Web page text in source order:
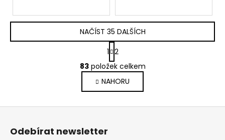
O
v
l
á
d
NAČÍST 35 DALŠÍCH
S
t
r
á
n
k
1 2
83položek celkem
NAHORU
Z
Odebírat newsletter